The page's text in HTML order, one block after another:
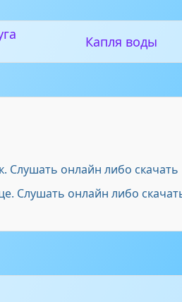
Капля воды
Слушать онлайн либо скачать
Слушать онлайн либо